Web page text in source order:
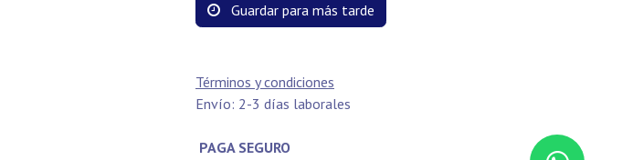
Guardar para más tarde
Términos y condiciones
Envío: 2-3 días laborales
PAGA SEGURO